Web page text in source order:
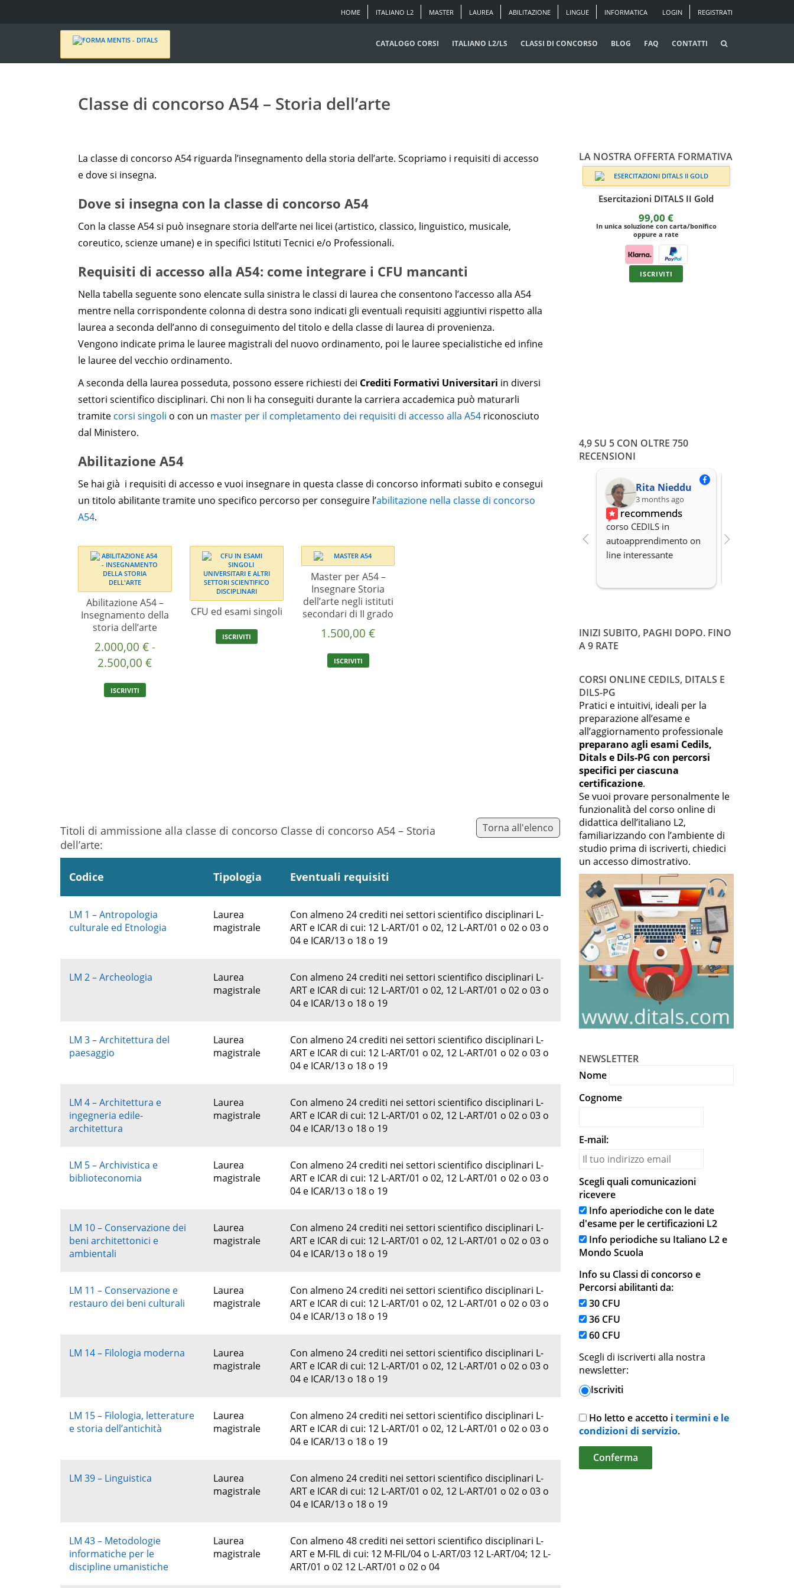
LOGIN REGISTRATI
HOME ITALIANO L2 MASTER LAUREA ABILITAZIONE LINGUE INFORMATICA
CATALOGO CORSI ITALIANO L2/LS CLASSI DI CONCORSO BLOG FAQ CONTATTI
Classe di concorso A54 – Storia dell’arte
La classe di concorso A54 riguarda l’insegnamento della storia dell’arte. Scopriamo i requisiti di accesso
e dove si insegna.
Dove si insegna con la classe di concorso A54
Con la classe A54 si può insegnare storia dell’arte nei licei (artistico, classico, linguistico, musicale,
coreutico, scienze umane) e in specifici Istituti Tecnici e/o Professionali.
Requisiti di accesso alla A54: come integrare i CFU mancanti
Nella tabella seguente sono elencate sulla sinistra le classi di laurea che consentono l’accesso alla A54
mentre nella corrispondente colonna di destra sono indicati gli eventuali requisiti aggiuntivi rispetto alla
laurea a seconda dell’anno di conseguimento del titolo e della classe di laurea di provenienza.
Vengono indicate prima le lauree magistrali del nuovo ordinamento, poi le lauree specialistiche ed infine
le lauree del vecchio ordinamento.
A seconda della laurea posseduta, possono essere richiesti dei Crediti Formativi Universitari in diversi
settori scientifico disciplinari. Chi non li ha conseguiti durante la carriera accademica può maturarli
tramite corsi singoli o con un master per il completamento dei requisiti di accesso alla A54 riconosciuto
dal Ministero.
Abilitazione A54
Se hai già i requisiti di accesso e vuoi insegnare in questa classe di concorso informati subito e consegui
un titolo abilitante tramite uno specifico percorso per conseguire l’abilitazione nella classe di concorso
A54.
Abilitazione A54 –
Insegnamento della
storia dell’arte
2.000,00 €-
2.500,00€Fascia
ISCRIVITI
Questo
prodotto
pagina
del
CFU ed esami singoli
ISCRIVITI
Master per A54 –
Insegnare Storia
dell’arte negli istituti
secondari di II grado
1.500,00€
ISCRIVITI
Torna all'elenco
Titoli di ammissione alla classe di concorso Classe di concorso A54 – Storia
dell’arte:
Codice Tipologia Eventuali requisiti
LM 1 – Antropologia
culturale ed Etnologia
Laurea
magistrale
Con almeno 24 crediti nei settori scientifico disciplinari L-
ART e ICAR di cui: 12 L-ART/01 o 02, 12 L-ART/01 o 02 o 03 o
04 e ICAR/13 o 18 o 19
LM 2 – Archeologia
Laurea
magistrale
Con almeno 24 crediti nei settori scientifico disciplinari L-
ART e ICAR di cui: 12 L-ART/01 o 02, 12 L-ART/01 o 02 o 03 o
04 e ICAR/13 o 18 o 19
LM 3 – Architettura del
paesaggio
Laurea
magistrale
Con almeno 24 crediti nei settori scientifico disciplinari L-
ART e ICAR di cui: 12 L-ART/01 o 02, 12 L-ART/01 o 02 o 03 o
04 e ICAR/13 o 18 o 19
LM 4 – Architettura e
ingegneria edile-
architettura
Laurea
magistrale
Con almeno 24 crediti nei settori scientifico disciplinari L-
ART e ICAR di cui: 12 L-ART/01 o 02, 12 L-ART/01 o 02 o 03 o
04 e ICAR/13 o 18 o 19
LM 5 – Archivistica e
biblioteconomia
Laurea
magistrale
Con almeno 24 crediti nei settori scientifico disciplinari L-
ART e ICAR di cui: 12 L-ART/01 o 02, 12 L-ART/01 o 02 o 03 o
04 e ICAR/13 o 18 o 19
LM 10 – Conservazione dei
beni architettonici e
ambientali
Laurea
magistrale
Con almeno 24 crediti nei settori scientifico disciplinari L-
ART e ICAR di cui: 12 L-ART/01 o 02, 12 L-ART/01 o 02 o 03 o
04 e ICAR/13 o 18 o 19
LM 11 – Conservazione e
restauro dei beni culturali
Laurea
magistrale
Con almeno 24 crediti nei settori scientifico disciplinari L-
ART e ICAR di cui: 12 L-ART/01 o 02, 12 L-ART/01 o 02 o 03 o
04 e ICAR/13 o 18 o 19
LM 14 – Filologia moderna
Laurea
magistrale
Con almeno 24 crediti nei settori scientifico disciplinari L-
ART e ICAR di cui: 12 L-ART/01 o 02, 12 L-ART/01 o 02 o 03 o
04 e ICAR/13 o 18 o 19
LM 15 – Filologia, letterature
e storia dell’antichità
Laurea
magistrale
Con almeno 24 crediti nei settori scientifico disciplinari L-
ART e ICAR di cui: 12 L-ART/01 o 02, 12 L-ART/01 o 02 o 03 o
04 e ICAR/13 o 18 o 19
LM 39 – Linguistica
Laurea
magistrale
Con almeno 24 crediti nei settori scientifico disciplinari L-
ART e ICAR di cui: 12 L-ART/01 o 02, 12 L-ART/01 o 02 o 03 o
04 e ICAR/13 o 18 o 19
LM 43 – Metodologie
informatiche per le
discipline umanistiche
Laurea
magistrale
Con almeno 48 crediti nei settori scientifico disciplinari L-
ART e M-FIL di cui: 12 M-FIL/04 o L-ART/03 12 L-ART/04; 12 L-
ART/01 o 02 12 L-ART/01 o 02 o 04
LA NOSTRA OFFERTA FORMATIVA
Esercitazioni DITALS II Gold
99,00€
In unica soluzione con carta/bonifico
oppure a rate
ISCRIVITI
4,9 SU 5 CON OLTRE 750
RECENSIONI
Rita Nieddu
3 months ago
recommends
corso CEDILS in
autoapprendimento on
line interessante
INIZI SUBITO, PAGHI DOPO. FINO
A 9 RATE
CORSI ONLINE CEDILS, DITALS E
DILS-PG
Pratici e intuitivi, ideali per la
preparazione all’esame e
all’aggiornamento professionale
preparano agli esami Cedils,
Ditals e Dils-PG con percorsi
specifici per ciascuna
certificazione.
Se vuoi provare personalmente le
funzionalità del corso online di
didattica dell’italiano L2,
familiarizzando con l’ambiente di
studio prima di iscriverti, chiedici
un accesso dimostrativo.
NEWSLETTER
Nome
Cognome
E-mail:
Scegli quali comunicazioni
ricevere
Info aperiodiche con le date
d'esame per le certificazioni L2
Info periodiche su Italiano L2 e
Mondo Scuola
Info su Classi di concorso e
Percorsi abilitanti da:
30 CFU
36 CFU
60 CFU
Scegli di iscriverti alla nostra
newsletter:
Iscriviti
Ho letto e accetto itermini e le
condizioni di servizio.